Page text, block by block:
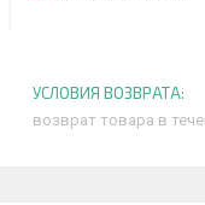
возврат товара в